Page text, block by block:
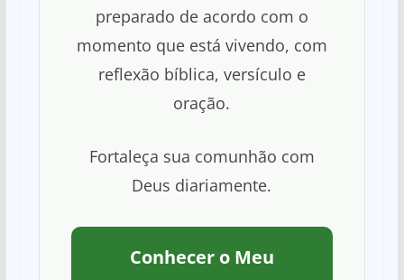
preparado de acordo com o
momento que está vivendo, com
reflexão bíblica, versículo e
oração.
Fortaleça sua comunhão com
Deus diariamente.
Conhecer o Meu